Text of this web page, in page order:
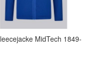
MidTech 1849-